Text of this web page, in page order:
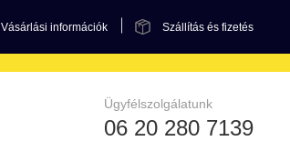
Vásárlási információk Szállítás és fizetés
Ügyfélszolgálatunk
06 20 280 7139